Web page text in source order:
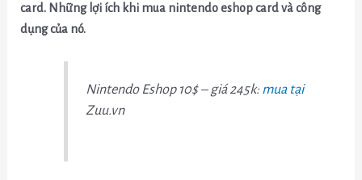
card. Những lợi ích khi mua nintendo eshop card và công
dụng của nó.
Nintendo Eshop 10$ – giá 245k:mua tại
Zuu.vn